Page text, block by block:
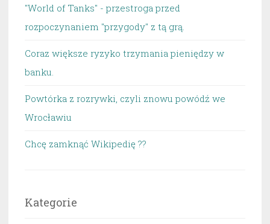
"World of Tanks" - przestroga przed
rozpoczynaniem "przygody" z tą grą.
Coraz większe ryzyko trzymania pieniędzy w
banku.
Powtórka z rozrywki, czyli znowu powódź we
Wrocławiu
Chcę zamknąć Wikipedię ??
Kategorie